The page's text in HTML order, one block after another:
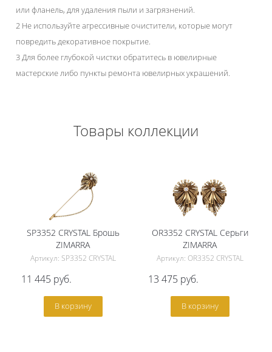
или фланель, для удаления пыли и загрязнений.
2 Не используйте агрессивные очистители, которые могут
повредить декоративное покрытие.
3 Для более глубокой чистки обратитесь в ювелирные
мастерские либо пункты ремонта ювелирных украшений.
Товары коллекции
SP3352 CRYSTAL Брошь
ZIMARRA
Артикул: SP3352 CRYSTAL
11 445 руб.
В корзину
OR3352 CRYSTAL Серьги
ZIMARRA
Артикул: OR3352 CRYSTAL
13 475 руб.
В корзину